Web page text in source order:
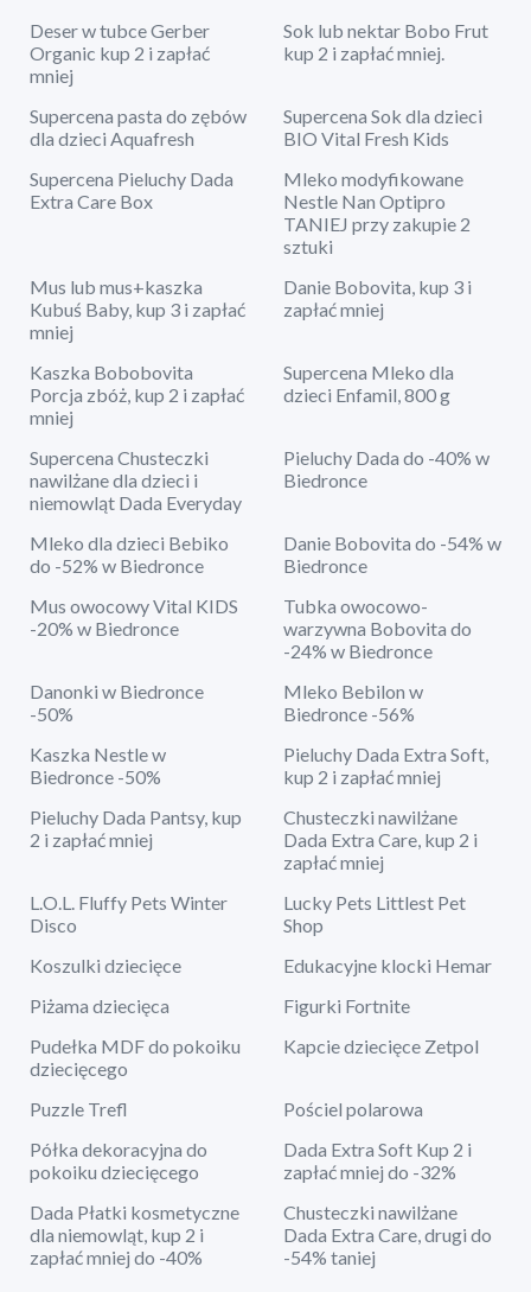
Deser w tubce Gerber
Organic kup 2 i zapłać
mniej
Sok lub nektar Bobo Frut
kup 2 i zapłać mniej.
Supercena pasta do zębów
dla dzieci Aquafresh
Supercena Sok dla dzieci
BIO Vital Fresh Kids
Supercena Pieluchy Dada
Extra Care Box
Mleko modyfikowane
Nestle Nan Optipro
TANIEJ przy zakupie 2
sztuki
Mus lub mus+kaszka
Kubuś Baby, kup 3 i zapłać
mniej
Danie Bobovita, kup 3 i
zapłać mniej
Kaszka Bobobovita
Porcja zbóż, kup 2 i zapłać
mniej
Supercena Mleko dla
dzieci Enfamil, 800 g
Supercena Chusteczki
nawilżane dla dzieci i
niemowląt Dada Everyday
Pieluchy Dada do -40% w
Biedronce
Mleko dla dzieci Bebiko
do -52% w Biedronce
Danie Bobovita do -54% w
Biedronce
Mus owocowy Vital KIDS
-20% w Biedronce
Tubka owocowo-
warzywna Bobovita do
-24% w Biedronce
Danonki w Biedronce
-50%
Mleko Bebilon w
Biedronce -56%
Kaszka Nestle w
Biedronce -50%
Pieluchy Dada Extra Soft,
kup 2 i zapłać mniej
Pieluchy Dada Pantsy, kup
2 i zapłać mniej
Chusteczki nawilżane
Dada Extra Care, kup 2 i
zapłać mniej
L.O.L. Fluffy Pets Winter
Disco
Lucky Pets Littlest Pet
Shop
Koszulki dziecięce
Edukacyjne klocki Hemar
Piżama dziecięca
Figurki Fortnite
Pudełka MDF do pokoiku
dziecięcego
Kapcie dziecięce Zetpol
Puzzle Trefl
Pościel polarowa
Półka dekoracyjna do
pokoiku dziecięcego
Dada Extra Soft Kup 2 i
zapłać mniej do -32%
Dada Płatki kosmetyczne
dla niemowląt, kup 2 i
zapłać mniej do -40%
Chusteczki nawilżane
Dada Extra Care, drugi do
-54% taniej